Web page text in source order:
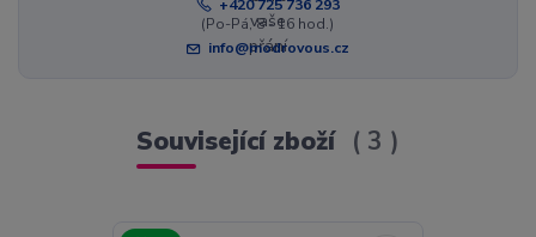
+420 725 736 293
(Po-Pá, 8 - 16 hod.)
info@modrovous.cz
Související zboží 3